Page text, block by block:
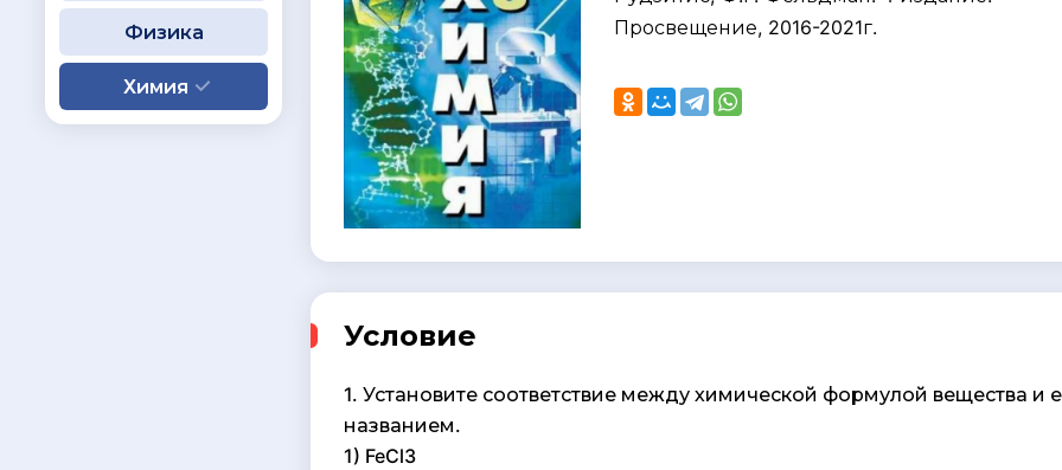
Просвещение, 2016-2021г.
Условие
1. Установите соответствие между химической формулой вещества и
названием.
1) FeCl3
Физика
Химия